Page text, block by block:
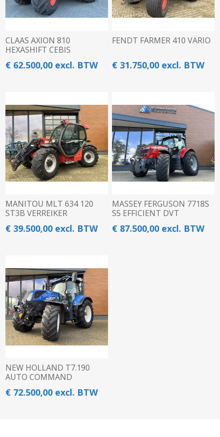
CLAAS AXION 810
HEXASHIFT CEBIS
€ 62.500,00 excl. BTW
FENDT FARMER 410 VARIO
€ 31.750,00 excl. BTW
MANITOU MLT 634 120
ST3B VERREIKER
€ 39.500,00 excl. BTW
MASSEY FERGUSON 7718S
S5 EFFICIENT DVT
€ 87.500,00 excl. BTW
NEW HOLLAND T7.190
AUTO COMMAND
€ 72.500,00 excl. BTW